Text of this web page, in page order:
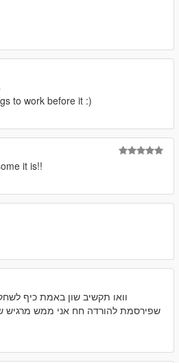
to work before it :)
it is!!
וואו תקשיב שון באמת כיף
שפירסמת להורדה חח אני ממש